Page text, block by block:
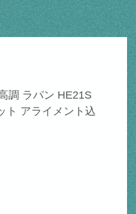
調 ラパン HE21S
ト アライメント込